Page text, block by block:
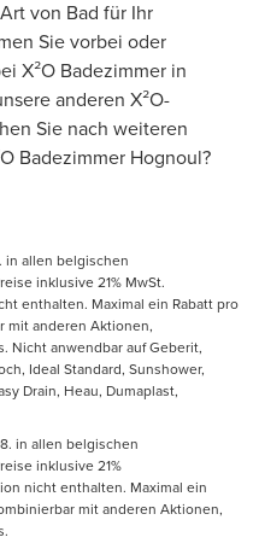
von Bad für Ihr
Sie vorbei oder
X²O Badezimmer in
anderen X²O-
Sie nach weiteren
Badezimmer Hognoul?
in allen belgischen
inklusive 21% MwSt.
enthalten. Maximal ein Rabatt pro
mit anderen Aktionen,
Nicht anwendbar auf Geberit,
Ideal Standard, Sunshower,
Drain, Heau, Dumaplast,
in allen belgischen
inklusive 21%
nicht enthalten. Maximal ein
mit anderen Aktionen,